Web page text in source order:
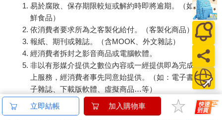
「每一個早晨都是一項愉快的邀約，約我去師法自然，使自己的
生活跟自然一樣簡單，一樣純潔。」──亨利•梭羅，《湖濱散
◎在廚房修行──照顧好生活中的每件小事
始終難以理解，為什麼他們家徒四壁、毫無綠意？任憑厚重的鐵
幕，封鎖門戶，不見天光。然後，到了假日，又滿心歡喜離家，
遠行他方，到那些被認為是渡假勝地的地方去玩樂，去放鬆。
陽光明媚的週末，我沒有選擇出門。一早，與Sean齊力將屋子掃
易於腐敗、保存期限較短或解約時即將逾期。（如：生
鮮食品）
依消費者要求所為之客製化給付。（客製化商品）
報紙、期刊或雜誌。（含MOOK、外文雜誌）
經消費者拆封之影音商品或電腦軟體。
非以有形媒介提供之數位內容或一經提供即為完成之線
上服務，經消費者事先同意始提供。（如：電子書、電
子雜誌、下載版軟體、虛擬商品…等）
已拆封之個人衛生用品。（如：內衣褲、刮鬍刀、除毛
立即結帳 加入購物車